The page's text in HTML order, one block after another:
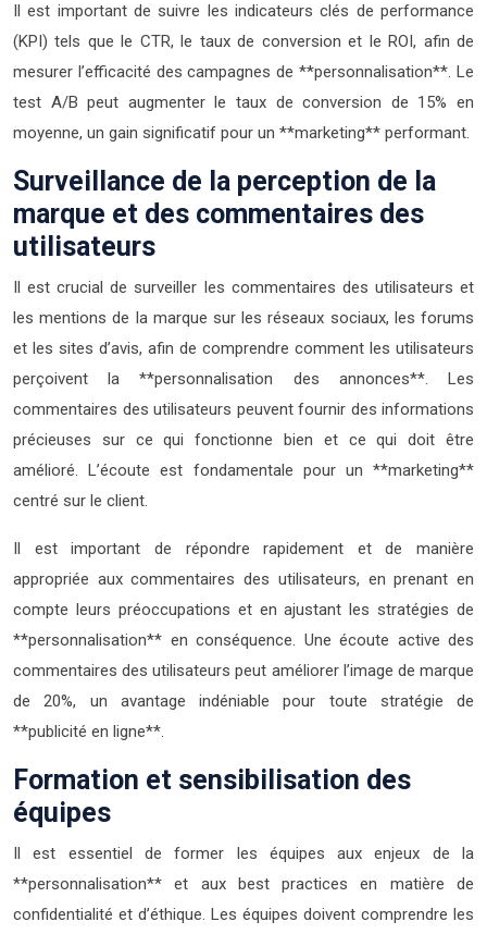
Il est important de suivre les indicateurs clés de performance
(KPI) tels que le CTR, le taux de conversion et le ROI, afin de
mesurer l’efficacité des campagnes de **personnalisation**. Le
test A/B peut augmenter le taux de conversion de 15% en
moyenne, un gain significatif pour un **marketing** performant.
Surveillance de la perception de la
marque et des commentaires des
utilisateurs
Il est crucial de surveiller les commentaires des utilisateurs et
les mentions de la marque sur les réseaux sociaux, les forums
et les sites d’avis, afin de comprendre comment les utilisateurs
perçoivent la **personnalisation des annonces**. Les
commentaires des utilisateurs peuvent fournir des informations
précieuses sur ce qui fonctionne bien et ce qui doit être
amélioré. L’écoute est fondamentale pour un **marketing**
centré sur le client.
Il est important de répondre rapidement et de manière
appropriée aux commentaires des utilisateurs, en prenant en
compte leurs préoccupations et en ajustant les stratégies de
**personnalisation** en conséquence. Une écoute active des
commentaires des utilisateurs peut améliorer l’image de marque
de 20%, un avantage indéniable pour toute stratégie de
**publicité en ligne**.
Formation et sensibilisation des
équipes
Il est essentiel de former les équipes aux enjeux de la
**personnalisation** et aux best practices en matière de
confidentialité et d’éthique. Les équipes doivent comprendre les